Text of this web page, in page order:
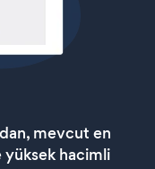
mevcut en
hacimli